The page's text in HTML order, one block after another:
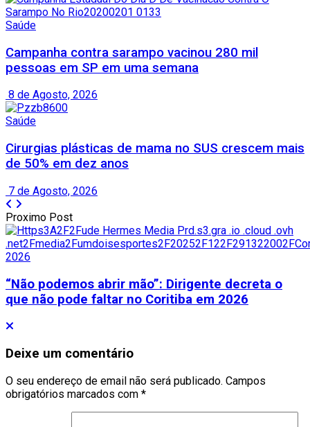
Saúde
Campanha contra sarampo vacinou 280 mil
pessoas em SP em uma semana
8 de Agosto, 2026
Saúde
Cirurgias plásticas de mama no SUS crescem mais
de 50% em dez anos
7 de Agosto, 2026
Proximo Post
“Não podemos abrir mão”: Dirigente decreta o
que não pode faltar no Coritiba em 2026
Deixe um comentário
O seu endereço de email não será publicado. Campos
obrigatórios marcados com *